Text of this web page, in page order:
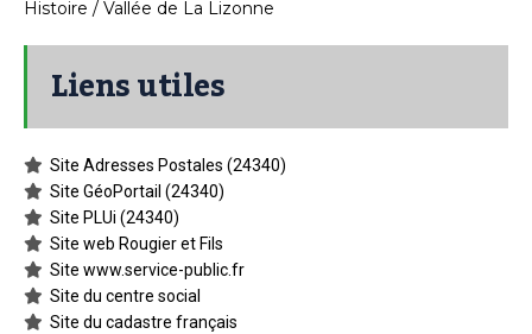
Histoire / Vallée de La Lizonne
Liens utiles
Site Adresses Postales (24340)
Site GéoPortail (24340)
Site PLUi (24340)
Site web Rougier et Fils
Site www.service-public.fr
Site du centre social
Site du cadastre français